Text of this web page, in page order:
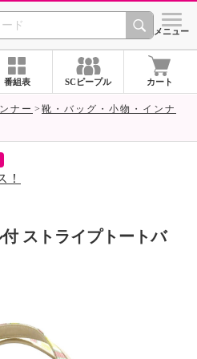
CHANNEL シメニュー
番組表 SCピープル カート
ナー
靴・バッグ・小物・インナ
！
ストライプトートバ